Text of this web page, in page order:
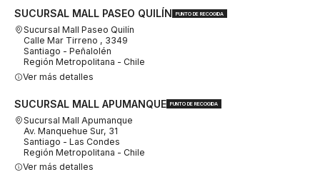
SUCURSAL MALL PASEO QUILÍN PUNTO DE RECOGIDA
Sucursal Mall Paseo Quilín
Calle Mar Tirreno , 3349
Santiago - Peñalolén
Región Metropolitana - Chile
Ver más detalles
SUCURSAL MALL APUMANQUE PUNTO DE RECOGIDA
Sucursal Mall Apumanque
Av. Manquehue Sur, 31
Santiago - Las Condes
Región Metropolitana - Chile
Ver más detalles